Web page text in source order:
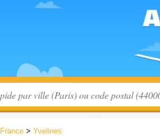
France > Yvelines